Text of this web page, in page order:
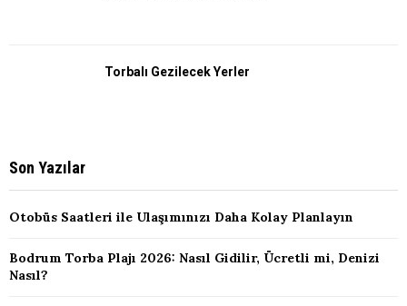
Torbalı Gezilecek Yerler
Son Yazılar
Otobüs Saatleri ile Ulaşımınızı Daha Kolay Planlayın
Bodrum Torba Plajı 2026: Nasıl Gidilir, Ücretli mi, Denizi
Nasıl?